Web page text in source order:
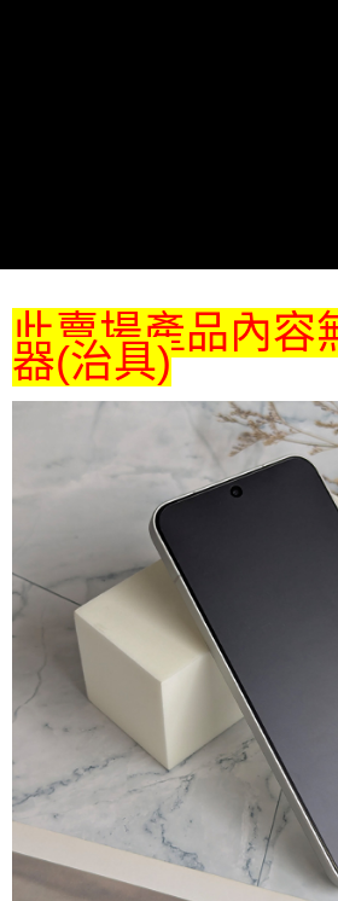
此賣場產品內容
器(治具)